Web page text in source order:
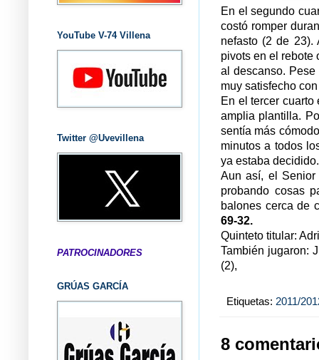
En el segundo
costó romper
nefasto (2 de
pivots en el rebote
al descanso.
muy satisfecho
En el tercer
amplia plantilla.
sentía más
minutos a todos
ya estaba decidido.
Aun así, el
probando cosas
balones cerca de
69-32.
Quinteto titular:
También jugaron:
(2),
Etiquetas: 2011/
8
YouTube V-74 Villena
Twitter @Uvevillena
PATROCINADORES
GRÚAS GARCÍA